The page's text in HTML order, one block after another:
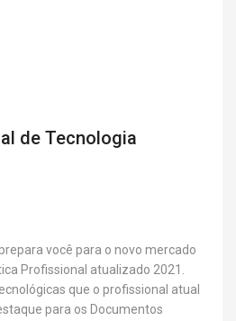
de Tecnologia
você para o novo mercado
Profissional atualizado 2021.
que o profissional atual
para os Documentos